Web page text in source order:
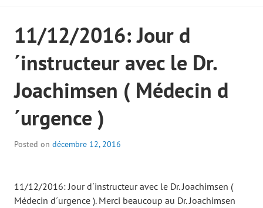
11/12/2016: Jour d
´instructeur avec le Dr.
Joachimsen ( Médecin d
´urgence )
Posted on décembre 12, 2016
11/12/2016: Jour d´instructeur avec le Dr. Joachimsen (
Médecin d´urgence ). Merci beaucoup au Dr. Joachimsen